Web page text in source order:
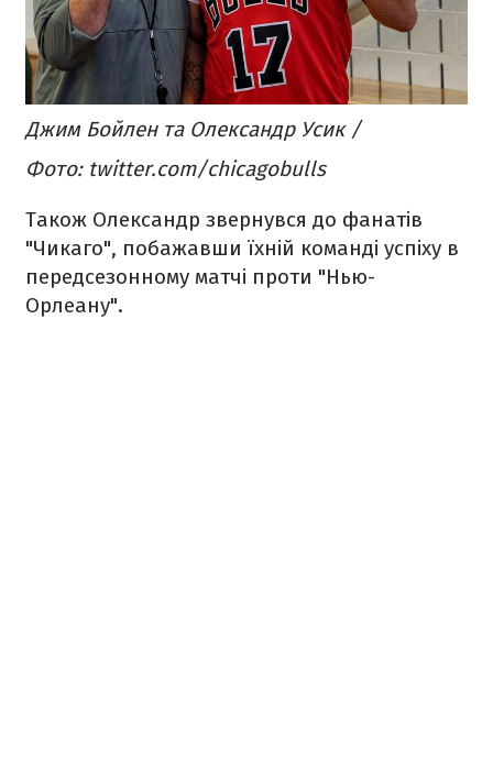
Джим Бойлен та Олександр Усик /
Фото: twitter.com/chicagobulls
Також Олександр звернувся до фанатів
"Чикаго", побажавши їхній команді успіху в
передсезонному матчі проти "Нью-
Орлеану".